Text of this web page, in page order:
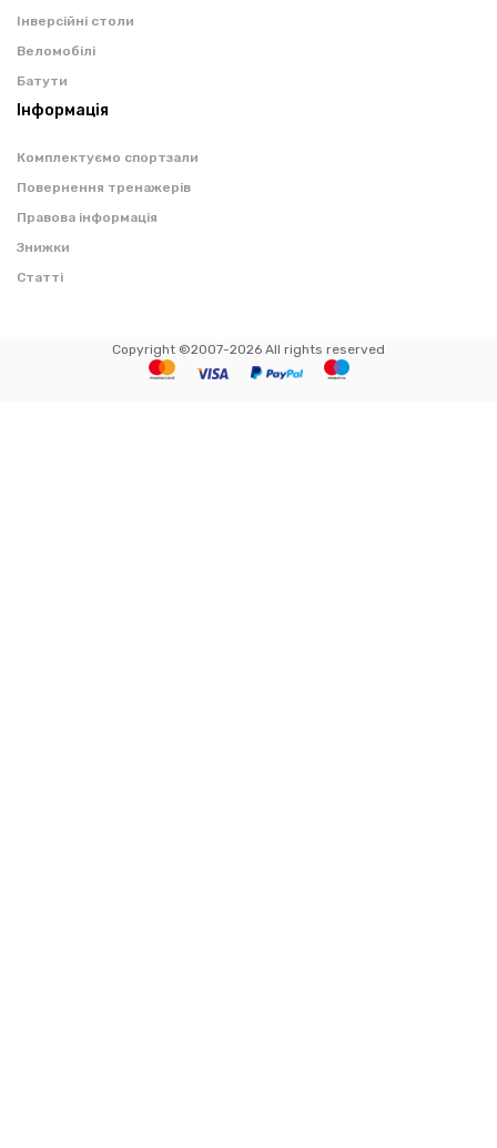
Інверсійні столи
Веломобілі
Батути
Інформація
Комплектуємо спортзали
Повернення тренажерів
Правова інформація
Знижки
Статті
Copyright ©2007-2026 All rights reserved